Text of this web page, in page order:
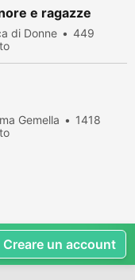
e ragazze
di Donne
449
Gemella
1418
Creare un account